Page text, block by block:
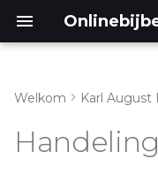
Welkom Karl August